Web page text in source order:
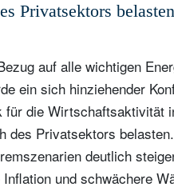
Privatsektors belasten
auf alle wichtigen
ein sich hinziehender
die Wirtschaftsaktivität
des Privatsektors
deutlich
und schwächere